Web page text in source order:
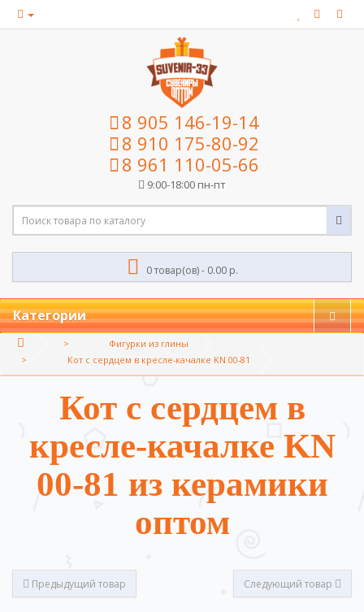
8 905 146-19-14
8 910 175-80-92
8 961 110-05-66
9:00-18:00 пн-пт
0 товар(ов) - 0.00 р.
Категории
Фигурки из глины
Кот с сердцем в кресле-качалке KN 00-81
Кот с сердцем в
кресле-качалке KN
00-81 из керамики
оптом
Предыдущий товар Следующий товар